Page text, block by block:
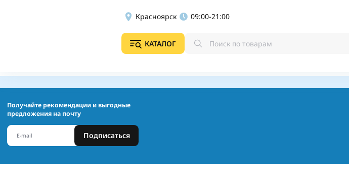
Красноярск 09:00-21:00
КАТАЛОГ
Получайте рекомендации и выгодные
предложения на почту
Подписаться